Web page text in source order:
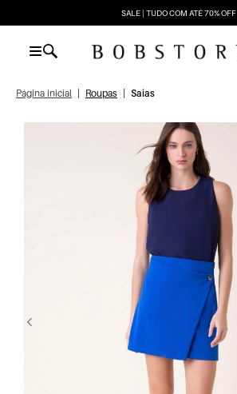
SALE | TUDO COM ATÉ 70% OFF
Página inicial Roupas Saias